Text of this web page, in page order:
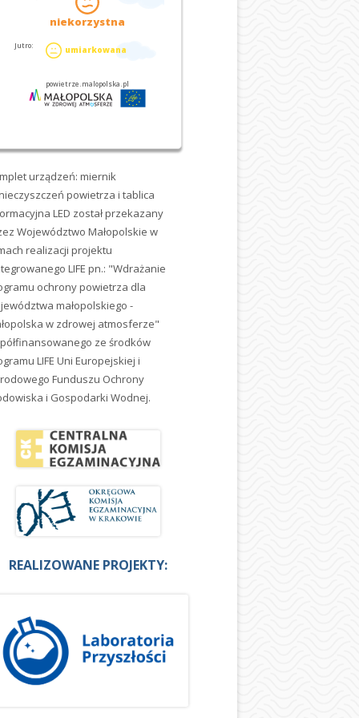
urządzeń: miernik
powietrza i tablica
LED został przekazany
Województwo Małopolskie w
realizacji projektu
LIFE pn.: "Wdrażanie
ochrony powietrza dla
małopolskiego -
w zdrowej atmosferze"
ze środków
LIFE Uni Europejskiej i
Funduszu Ochrony
i Gospodarki Wodnej.
REALIZOWANE PROJEKTY: